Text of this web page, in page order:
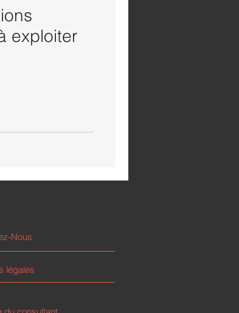
exploiter
Nous
légales